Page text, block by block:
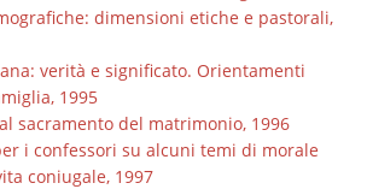
dimensioni etiche e pastorali,
verità e significato. Orientamenti
1995
sacramento del matrimonio, 1996
i confessori su alcuni temi di morale
coniugale, 1997